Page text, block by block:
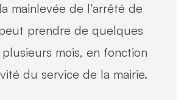
mainlevée de l’arrêté de
prendre de quelques
plusieurs mois, en fonction
du service de la mairie.